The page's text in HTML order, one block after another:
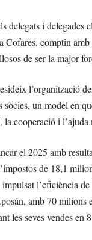
delegats i delegades
Cofares, comptin
de ser la major
l’organització
sòcies, un model en
la cooperació i
el 2025 amb
de 18,1
l’eficiència
amb 70 milions
les seves vendes en